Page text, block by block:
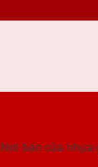
Nơi bán cửa nhựa